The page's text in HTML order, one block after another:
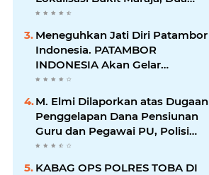
Perempuan Menangis Saat
Diciduk Bersama Sabu
Meneguhkan Jati Diri Patambor
Indonesia. PATAMBOR
INDONESIA Akan Gelar
RAKERNAS II Di Jakarta.
M. Elmi Dilaporkan atas Dugaan
Penggelapan Dana Pensiunan
Guru dan Pegawai PU, Polisi
Pastikan Proses Hukum
KABAG OPS POLRES TOBA DI